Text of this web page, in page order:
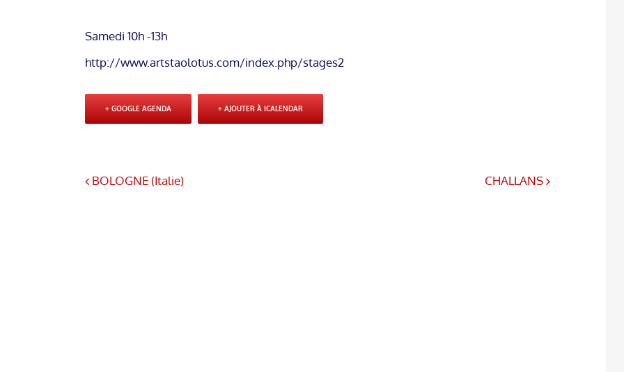
Samedi 10h -13h
http://www.artstaolotus.com/index.php/stages2
+ GOOGLE AGENDA + AJOUTER À ICALENDAR
BOLOGNE (Italie) CHALLANS